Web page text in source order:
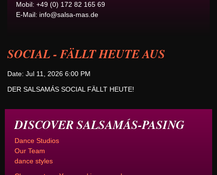
Mobil: +49 (0) 172 82 165 69
E-Mail: info@salsa-mas.de
SOCIAL - FÄLLT HEUTE AUS
Date: Jul 11, 2026 6:00 PM
DER SALSAMÁS SOCIAL FÄLLT HEUTE!
DISCOVER SALSAMÁS-PASING
Dance Studios
Our Team
dance styles